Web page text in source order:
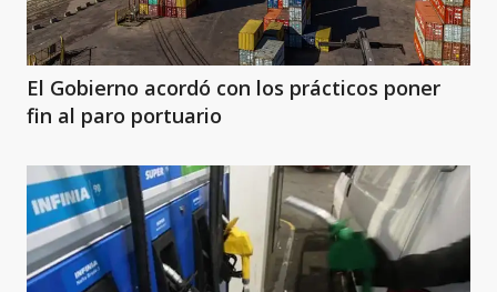
El Gobierno acordó con los prácticos poner
fin al paro portuario